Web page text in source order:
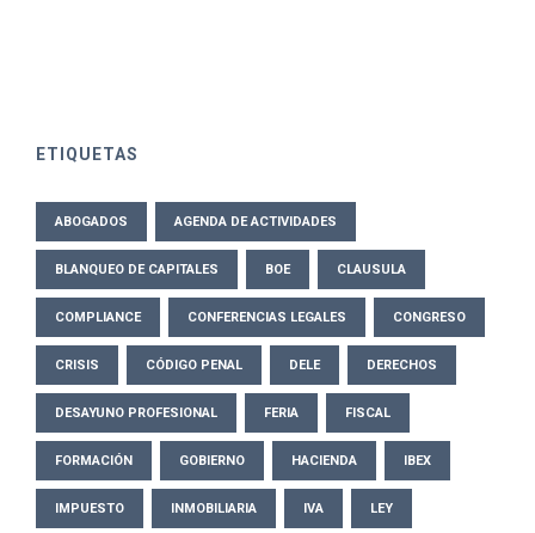
ETIQUETAS
ABOGADOS AGENDA DE ACTIVIDADES
BLANQUEO DE CAPITALES BOE CLAUSULA
COMPLIANCE CONFERENCIAS LEGALES CONGRESO
CRISIS CÓDIGO PENAL DELE DERECHOS
DESAYUNO PROFESIONAL FERIA FISCAL
FORMACIÓN GOBIERNO HACIENDA IBEX
IMPUESTO INMOBILIARIA IVA LEY